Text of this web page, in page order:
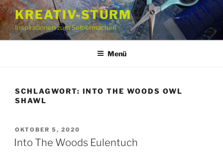
Zum
Inhalt
springen
KREATIV-STURM
Inspirationen zum Selbermachen
Menü
SCHLAGWORT: INTO THE WOODS OWL
SHAWL
VERÖFFENTLICHT
AM
OKTOBER 5, 2020
Into The Woods Eulentuch